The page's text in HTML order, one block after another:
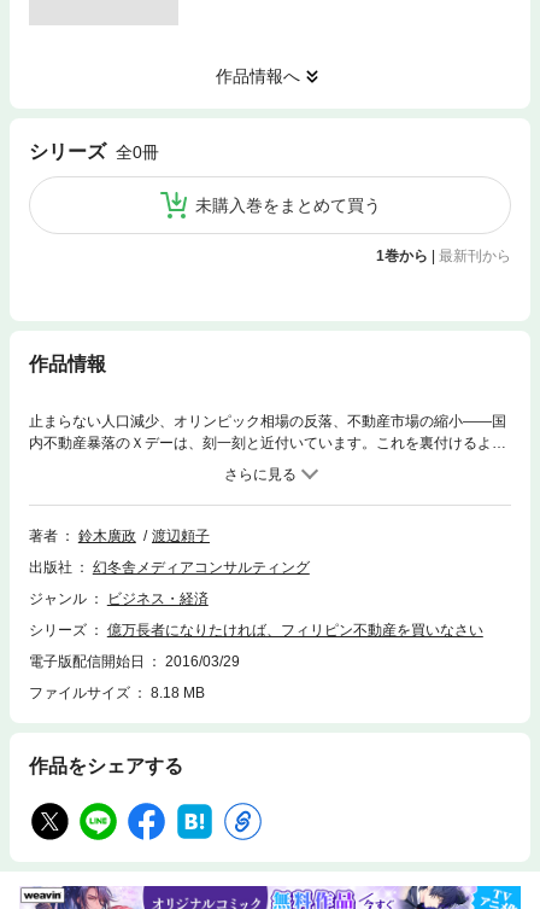
作品情報へ
シリーズ 全0冊
未購入巻をまとめて買う
1巻から 最新刊から
作品情報
止まらない人口減少、オリンピック相場の反落、不動産市場の縮小――国
内不動産暴落のＸデーは、刻一刻と近付いています。これを裏付けるよう
に、事実、家賃下落や空室率上昇などの問題は年々深刻化しているので
す。そんな中で、次なる投資対象として浮上してきているのがフィリピン
不動産です。東南アジア随一の爆発的人口増加、世界一のマリン・リゾー
ト需要によるマーケット成長性、抜群の安定性を誇る「フィリピン・ペ
ます。そこで本書では、そんな魅力溢れるフィリピン不動産投資の戦略を
解説していきます。フィリピン不動産投資が資産形成に有効な理由から、
一冊です。
著者 鈴木廣政
渡辺頼子
出版社
幻冬舎メディアコンサルティング
ジャンル
ビジネス・経済
シリーズ
億万長者になりたければ、フィリピン不動産を買いなさい
電子版配信開始日
2016/03/29
ファイルサイズ
8.18 MB
作品をシェアする